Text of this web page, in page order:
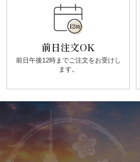
ん
け
《揚
前日注文OK
前日午後12時までご注文をお受けし
ます。